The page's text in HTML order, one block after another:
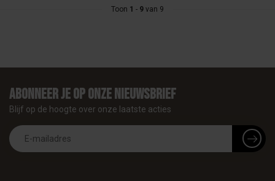
Toon 1 - 9 van 9
Abonneer je op onze nieuwsbrief
Blijf op de hoogte over onze laatste acties